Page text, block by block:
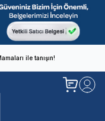
ile tanışın!